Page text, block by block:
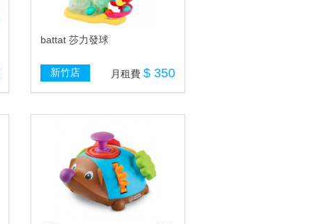
battat 莎力發球
新竹店 月租費 $ 350